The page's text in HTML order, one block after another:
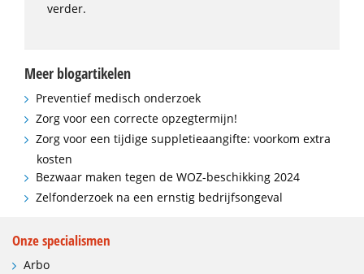
verder.
Meer blogartikelen
Preventief medisch onderzoek
Zorg voor een correcte opzegtermijn!
Zorg voor een tijdige suppletieaangifte: voorkom extra
kosten
Bezwaar maken tegen de WOZ-beschikking 2024
Zelfonderzoek na een ernstig bedrijfsongeval
Onze specialismen
Arbo